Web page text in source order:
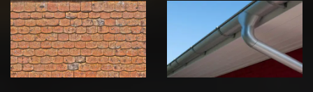
démoussage de
toiture 39
Jura
pose de
gouttière 39
Jura